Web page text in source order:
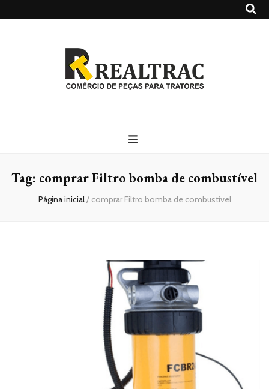
Tag: comprar Filtro bomba de combustível
Página inicial/ comprar Filtro bomba de combustível